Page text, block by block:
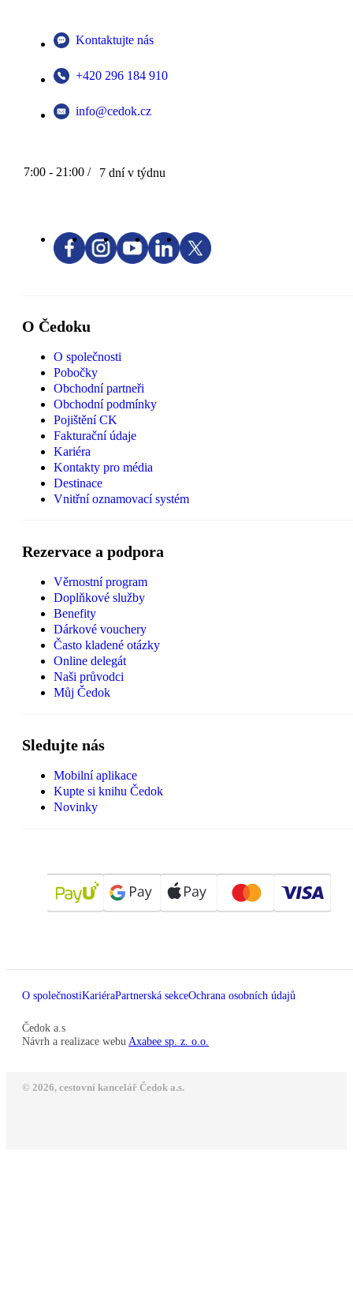
Kontaktujte nás
+420 296 184 910
info@cedok.cz
7:00 - 21:00 / 7 dní v týdnu
O Čedoku
O společnosti
Pobočky
Obchodní partneři
Obchodní podmínky
Pojištění CK
Fakturační údaje
Kariéra
Kontakty pro média
Destinace
Vnitřní oznamovací systém
Rezervace a podpora
Věrnostní program
Doplňkové služby
Benefity
Dárkové vouchery
Často kladené otázky
Online delegát
Naši průvodci
Můj Čedok
Sledujte nás
Mobilní aplikace
Kupte si knihu Čedok
Novinky
O společnostiKariéraPartnerská sekceOchrana osobních údajů
Čedok a.s
Návrh a realizace webu Axabee sp. z. o.o.
© 2026, cestovní kancelář Čedok a.s.